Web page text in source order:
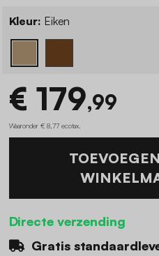
Kleur: Eiken
€ 179,99
Waaronder € 8,77 ecotax
Directe verzending
Gratis